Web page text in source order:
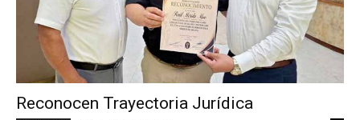
Reconocen Trayectoria Jurídica